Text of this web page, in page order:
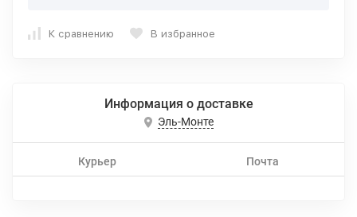
К сравнению В избранное
Информация о доставке
Эль-Монте
Курьер Почта